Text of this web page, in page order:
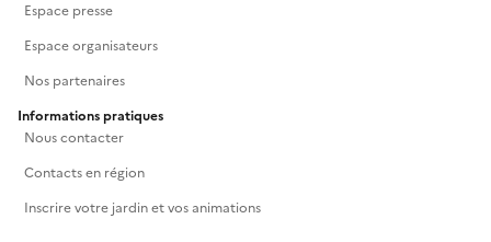
Espace presse
Espace organisateurs
Nos partenaires
Informations pratiques
Nous contacter
Contacts en région
Inscrire votre jardin et vos animations